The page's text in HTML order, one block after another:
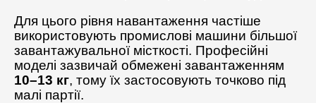
Для цього рівня навантаження частіше
використовують промислові машини більшої
завантажувальної місткості. Професійні
моделі зазвичай обмежені завантаженням
10–13 кг, тому їх застосовують точково під
малі партії.